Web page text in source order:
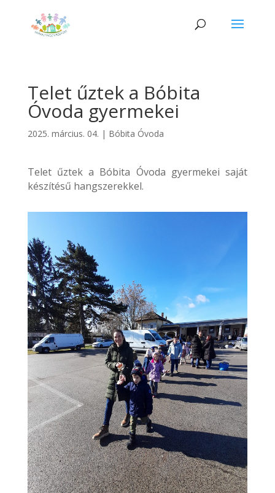
Telet űztek a Bóbita
Óvoda gyermekei
2025. március. 04. | Bóbita Óvoda
Telet űztek a Bóbita Óvoda gyermekei saját
készítésű hangszerekkel.